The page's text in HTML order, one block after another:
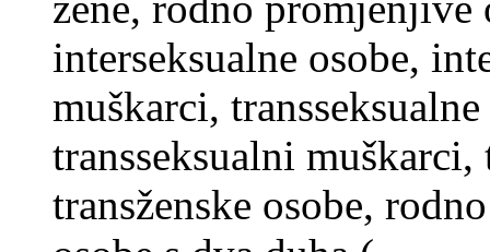
interseksualne osobe,
muškarci,
transseksualni muškarci,
transženske osobe,